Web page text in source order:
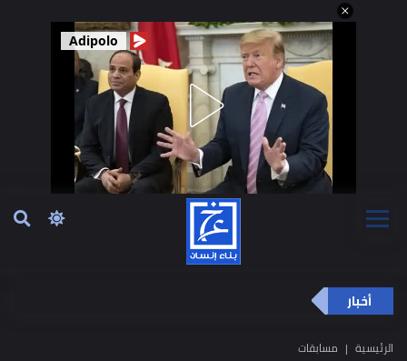
Adipolo
أخبار
الرئيسية مسابقات